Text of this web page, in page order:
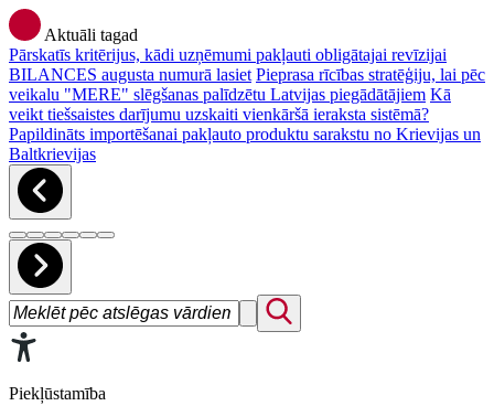
Aktuāli tagad
Pārskatīs kritērijus, kādi uzņēmumi pakļauti obligātajai revīzijai
BILANCES augusta numurā lasiet Pieprasa rīcības stratēģiju, lai pēc
veikalu "MERE" slēgšanas palīdzētu Latvijas piegādātājiem Kā
veikt tiešsaistes darījumu uzskaiti vienkāršā ieraksta sistēmā?
Papildināts importēšanai pakļauto produktu sarakstu no Krievijas un
Baltkrievijas
Piekļūstamība